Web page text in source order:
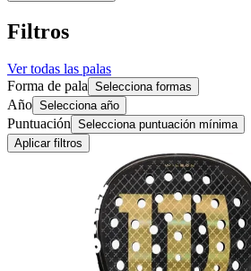
Filtros
Ver todas las palas
Forma de pala Selecciona formas
Año Selecciona año
Puntuación Selecciona puntuación mínima
Aplicar filtros